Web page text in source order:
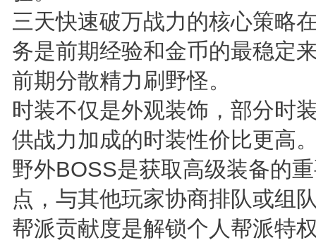
三天快速破万战力的核心策略
务是前期经验和金币的最稳定
前期分散精力刷野怪。
时装不仅是外观装饰，部分时
供战力加成的时装性价比更高
野外BOSS是获取高级装备的
点，与其他玩家协商排队或组
帮派贡献度是解锁个人帮派特